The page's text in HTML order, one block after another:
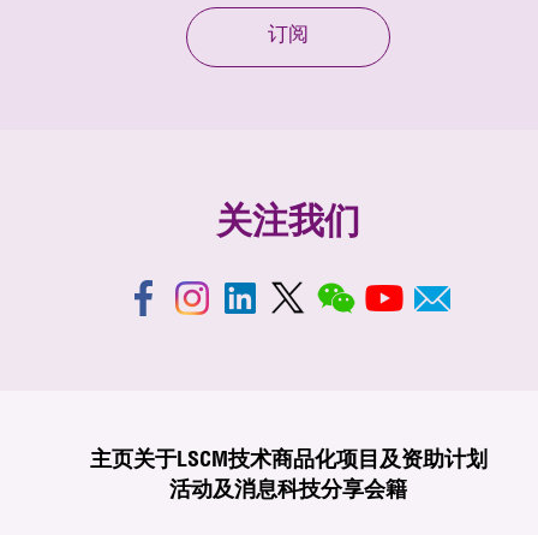
订阅
关注我们
主页关于LSCM技术商品化项目及资助计划
活动及消息科技分享会籍